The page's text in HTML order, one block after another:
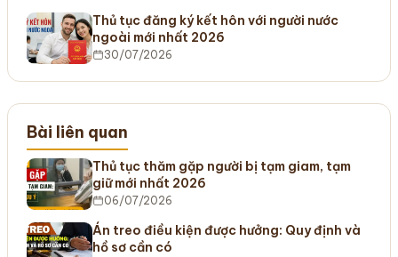
Thủ tục đăng ký kết hôn với người nước
ngoài mới nhất 2026
30/07/2026
Bài liên quan
Thủ tục thăm gặp người bị tạm giam, tạm
giữ mới nhất 2026
06/07/2026
Án treo điều kiện được hưởng: Quy định và
hồ sơ cần có